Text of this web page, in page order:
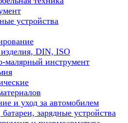
устройства
DIN, ISO
малярный инструмент
и уход за автомобилем
зарядные устройства